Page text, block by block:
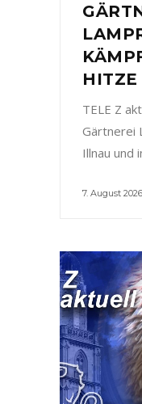
HITZE
TELE Z
Gärtnerei
Illnau und
7. August 2026